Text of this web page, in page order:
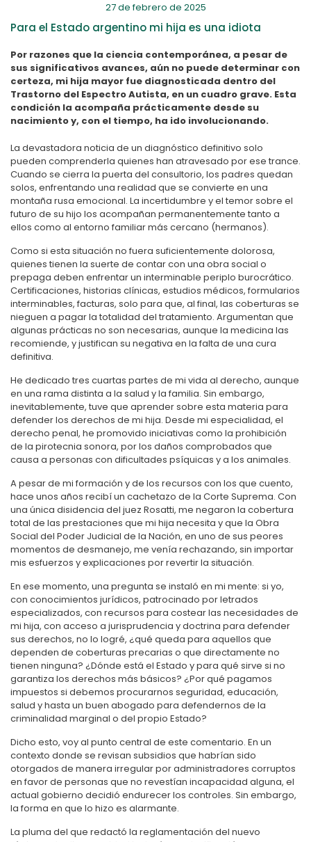
27 de febrero de 2025
Para el Estado argentino mi hija es una idiota
Por razones que la ciencia contemporánea, a pesar de
sus significativos avances, aún no puede determinar con
certeza, mi hija mayor fue diagnosticada dentro del
Trastorno del Espectro Autista, en un cuadro grave. Esta
condición la acompaña prácticamente desde su
nacimiento y, con el tiempo, ha ido involucionando.
La devastadora noticia de un diagnóstico definitivo solo
pueden comprenderla quienes han atravesado por ese trance.
Cuando se cierra la puerta del consultorio, los padres quedan
solos, enfrentando una realidad que se convierte en una
montaña rusa emocional. La incertidumbre y el temor sobre el
futuro de su hijo los acompañan permanentemente tanto a
ellos como al entorno familiar más cercano (hermanos).
Como si esta situación no fuera suficientemente dolorosa,
quienes tienen la suerte de contar con una obra social o
prepaga deben enfrentar un interminable periplo burocrático.
Certificaciones, historias clínicas, estudios médicos, formularios
interminables, facturas, solo para que, al final, las coberturas se
nieguen a pagar la totalidad del tratamiento. Argumentan que
algunas prácticas no son necesarias, aunque la medicina las
recomiende, y justifican su negativa en la falta de una cura
definitiva.
He dedicado tres cuartas partes de mi vida al derecho, aunque
en una rama distinta a la salud y la familia. Sin embargo,
inevitablemente, tuve que aprender sobre esta materia para
defender los derechos de mi hija. Desde mi especialidad, el
derecho penal, he promovido iniciativas como la prohibición
de la pirotecnia sonora, por los daños comprobados que
causa a personas con dificultades psíquicas y a los animales.
A pesar de mi formación y de los recursos con los que cuento,
hace unos años recibí un cachetazo de la Corte Suprema. Con
una única disidencia del juez Rosatti, me negaron la cobertura
total de las prestaciones que mi hija necesita y que la Obra
Social del Poder Judicial de la Nación, en uno de sus peores
momentos de desmanejo, me venía rechazando, sin importar
mis esfuerzos y explicaciones por revertir la situación.
En ese momento, una pregunta se instaló en mi mente: si yo,
con conocimientos jurídicos, patrocinado por letrados
especializados, con recursos para costear las necesidades de
mi hija, con acceso a jurisprudencia y doctrina para defender
sus derechos, no lo logré, ¿qué queda para aquellos que
dependen de coberturas precarias o que directamente no
tienen ninguna? ¿Dónde está el Estado y para qué sirve si no
garantiza los derechos más básicos? ¿Por qué pagamos
impuestos si debemos procurarnos seguridad, educación,
salud y hasta un buen abogado para defendernos de la
criminalidad marginal o del propio Estado?
Dicho esto, voy al punto central de este comentario. En un
contexto donde se revisan subsidios que habrían sido
otorgados de manera irregular por administradores corruptos
en favor de personas que no revestían incapacidad alguna, el
actual gobierno decidió endurecer los controles. Sin embargo,
la forma en que lo hizo es alarmante.
La pluma del que redactó la reglamentación del nuevo